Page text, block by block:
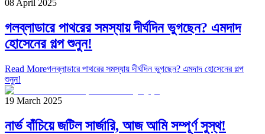
08 April 2025
গলব্লাডারে পাথরের সমস্যায় দীর্ঘদিন ভুগছেন? এমদাদ
হোসেনের গল্প শুনুন!
Read Moreগলব্লাডারে পাথরের সমস্যায় দীর্ঘদিন ভুগছেন? এমদাদ হোসেনের গল্প
শুনুন!
19 March 2025
নার্ভ বাঁচিয়ে জটিল সার্জারি, আজ আমি সম্পূর্ণ সুস্থ!